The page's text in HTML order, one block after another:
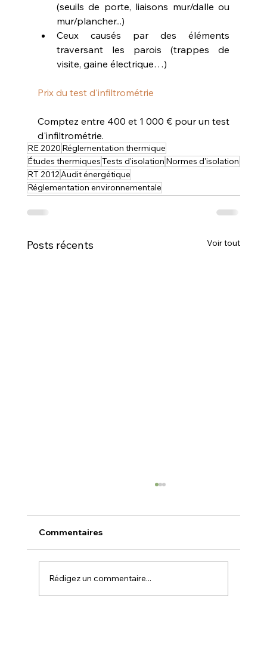
(seuils de porte, liaisons mur/dalle ou
mur/plancher...)
Ceux causés par des éléments
traversant les parois (trappes de
visite, gaine électrique…)​
Prix du test d'infiltrométrie
Comptez entre 400 et 1 000 € pour un test
d'infiltrométrie.
RE 2020 Réglementation thermique
Études thermiquesTests d'isolation Normes d'isolation
RT 2012Audit énergétique
Réglementation environnementale
Posts récents Voir tout
Techniques d'isolation
Commentaires
Rédigez un commentaire...